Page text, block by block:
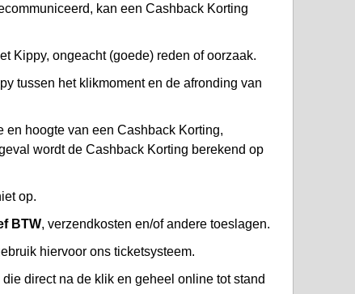
kan een Cashback Korting
Kippy, ongeacht (goede) reden of oorzaak.
tussen het klikmoment en de afronding van
hoogte van een Cashback Korting,
wordt de Cashback Korting berekend op
op.
BTW, verzendkosten en/of andere toeslagen.
hiervoor ons ticketsysteem.
die direct na de klik en geheel online tot stand